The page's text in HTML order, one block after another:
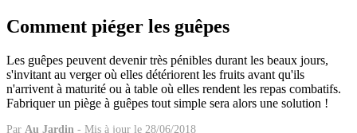
Comment piéger les guêpes
Les guêpes peuvent devenir très pénibles durant les beaux jours,
s'invitant au verger où elles détériorent les fruits avant qu'ils
n'arrivent à maturité ou à table où elles rendent les repas combatifs.
Fabriquer un piège à guêpes tout simple sera alors une solution !
Par Au Jardin - Mis à jour le 28/06/2018